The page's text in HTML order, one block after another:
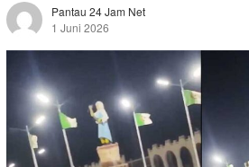
Pantau 24 Jam Net
1 Juni 2026